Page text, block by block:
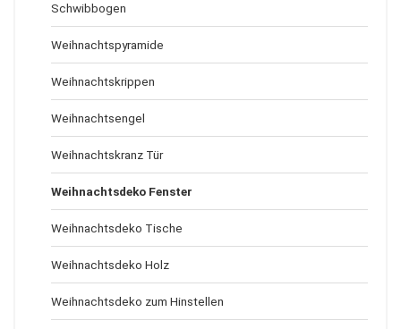
Schwibbogen
Weihnachtspyramide
Weihnachtskrippen
Weihnachtsengel
Weihnachtskranz Tür
Weihnachtsdeko Fenster
Weihnachtsdeko Tische
Weihnachtsdeko Holz
Weihnachtsdeko zum Hinstellen